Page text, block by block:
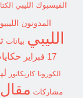
الفيسبوك الليبي
المدونون
الليبي بيانات
17 فبراير
الكورونا كاريكاتور
مشاركات مقال